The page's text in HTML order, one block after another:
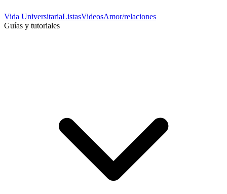
Vida UniversitariaListasVideosAmor/relaciones
Guías y tutoriales